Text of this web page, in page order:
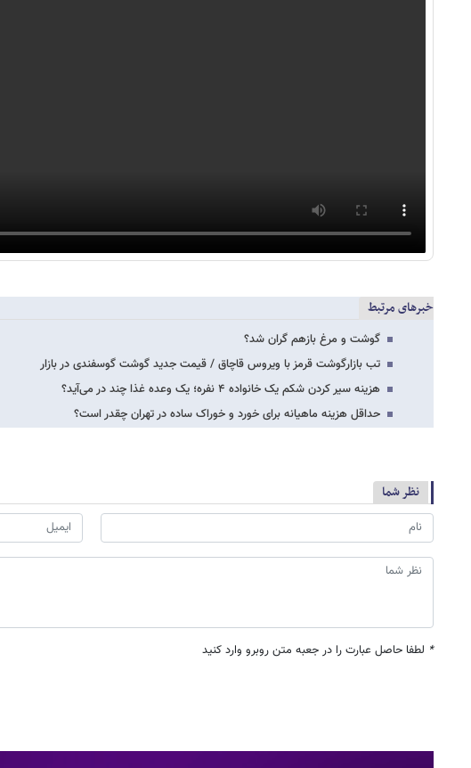
خبرهای مرتبط
گوشت و مرغ بازهم گران شد؟
تب بازارگوشت قرمز با ویروس قاچاق / قیمت جدید گوشت گوسفندی در بازار
هزینه سیر کردن شکم یک خانواده ۴ نفره؛ یک وعده غذا چند در می‌آید؟
حداقل هزینه ماهیانه برای خورد و خوراک ساده در تهران چقدر است؟
نظر شما
* لطفا حاصل عبارت را در جعبه متن روبرو وارد کنید